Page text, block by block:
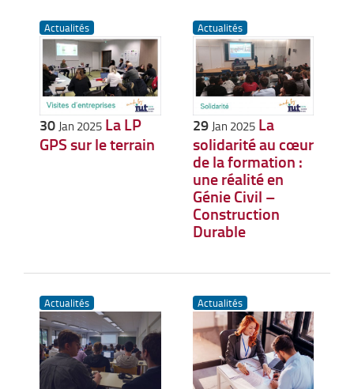
Actualités
30Jan 2025 La LP
GPS sur le terrain
Actualités
29Jan 2025 La
solidarité au cœur
de la formation :
une réalité en
Génie Civil –
Construction
Durable
Actualités Actualités